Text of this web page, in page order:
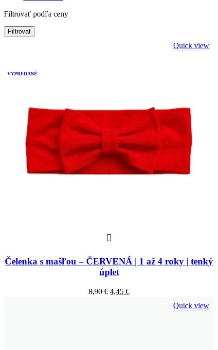
Filtrovať podľa ceny
Filtrovať
VYPREDANÉ
Quick view
Čelenka s mašľou – ČERVENÁ | 1 až 4 roky | tenký
úplet
8,90€ Original
4,45 €Current
Quick view